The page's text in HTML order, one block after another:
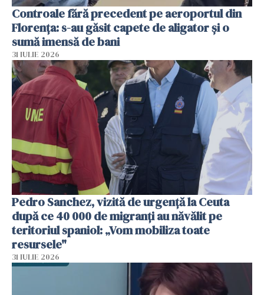
Controale fără precedent pe aeroportul din
Florența: s-au găsit capete de aligator și o
sumă imensă de bani
31 IULIE 2026
Pedro Sanchez, vizită de urgență la Ceuta
după ce 40 000 de migranți au năvălit pe
teritoriul spaniol: „Vom mobiliza toate
resursele"
31 IULIE 2026